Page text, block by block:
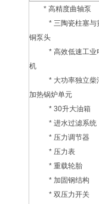
* 高精度曲轴泵
* 三陶瓷柱塞与
铜泵头
* 高效低速工业
机
* 大功率独立柴
加热锅炉单元
* 30升大油箱
* 进水过滤系统
* 压力调节器
* 压力表
* 重载轮胎
* 加固钢结构
* 双压力开关